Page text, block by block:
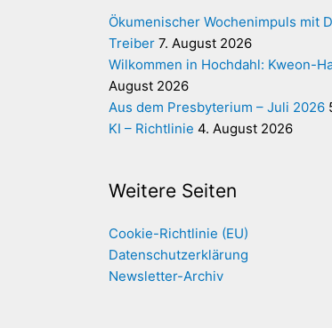
Ökumenischer Wochenimpuls mit
Treiber 7. August 2026
Wilkommen in Hochdahl: Kweon-
August 2026
Aus dem Presbyterium – Juli 2026
KI – Richtlinie 4. August 2026
Weitere Seiten
Cookie-Richtlinie (EU)
Datenschutzerklärung
Newsletter-Archiv